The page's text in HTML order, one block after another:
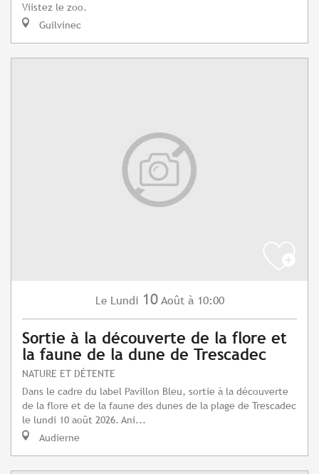
Viistez le zoo.
Guilvinec
Le Lundi 10 Août à 10:00
Sortie à la découverte de la flore et
la faune de la dune de Trescadec
NATURE ET DÉTENTE
Dans le cadre du label Pavillon Bleu, sortie à la découverte
de la flore et de la faune des dunes de la plage de Trescadec
le lundi 10 août 2026. Ani...
Audierne